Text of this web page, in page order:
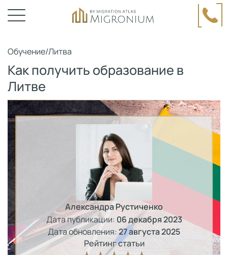
Обучение/Литва
Как получить образование в
Литве
Александра Рустиченко
Дата публикации: 06 декабря 2023
Дата обновления:27 августа 2025
Рейтинг статьи